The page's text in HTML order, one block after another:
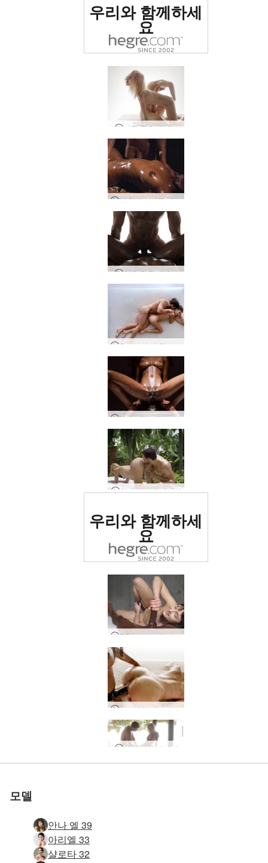
로 평가됨
우리와 함께하세
요
커플 물총 마사지
분출 오르가즘 마사지
깊은 침투 마사지
Katherina 전기 클라이맥스 의자
열대 탄트라 마사지
로 평가됨
우리와 함께하세
요
POV 링감 사랑 마사지
아만다와 캐서리나 레즈비언 스트랩 마사지
여성 사정 마사지
에로틱 비치 마사지Alexa와 Adam의 검역 시간 죽이기황홀한 에로틱 마사지
세계 1위 에로틱 사이트
우리와 함께하세
요
Katherina 프라이버시 없음
다중 물총 마사지탄트라 러브 메이킹 마사지
Helena와 Aaron의 Double Pleasure
장난스러운 탄트라 마사지
안나 l과 대니 해피 엔딩 마사지
세계 1위 에로틱 사이트
우리와 함께하세
요
커플의 성적 각성 마사지
세레나 L 모닝 섹스
Sali와 Quin의 자위 행위캐서리나 에보니 에로티카헤라와 데이비드 오르가마트론
A Day In The Life of Magen, 방콕, 태국미친 클라이맥스 마사지
안나 l과 대니 젖은 사원 섹스
관능적 인 섹스 마사지 헤라와 데이비드 사진 제작
세계 1위 에로틱 사이트
우리와 함께하세
요
성적 자극 마사지의 예술
해변에서 아리엘과 알렉스 섹스
남성 생식기 마사지
마리카 면도 및 물총안나 L과 대니 섹스 세션
에로틱 커플 링 마사지
세계 1위 에로틱 사이트
우리와 함께하세
요
푸트리 발리 프로덕션
살리와 퀸의 굿모닝
아리엘 포토 판타지
Sali와 Quin의 탑승천상의 주무르기 마사지
Liam과 Mahalia의 My Manila Mistress
세계 1위 에로틱 사이트
우리와 함께하세
요
진동 에로틱 마사지
모델
안나 엘 39
아리엘 33
샬로타 32